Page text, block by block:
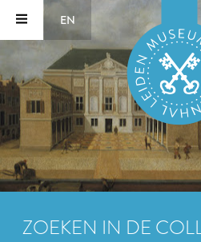
EN
ZOEKEN IN DE